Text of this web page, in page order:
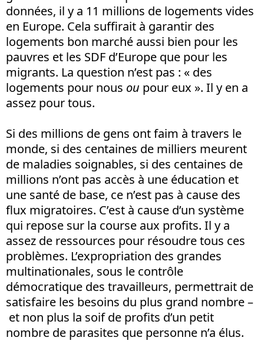
données, il y a 11 millions de logements vides
en Europe. Cela suffirait à garantir des
logements bon marché aussi bien pour les
pauvres et les SDF d’Europe que pour les
migrants. La question n’est pas : « des
logements pour nous ou pour eux ». Il y en a
assez pour tous.
Si des millions de gens ont faim à travers le
monde, si des centaines de milliers meurent
de maladies soignables, si des centaines de
millions n’ont pas accès à une éducation et
une santé de base, ce n’est pas à cause des
flux migratoires. C’est à cause d’un système
qui repose sur la course aux profits. Il y a
assez de ressources pour résoudre tous ces
problèmes. L’expropriation des grandes
multinationales, sous le contrôle
démocratique des travailleurs, permettrait de
satisfaire les besoins du plus grand nombre –
et non plus la soif de profits d’un petit
nombre de parasites que personne n’a élus.